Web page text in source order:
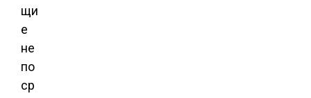
щи
е
не
по
ср